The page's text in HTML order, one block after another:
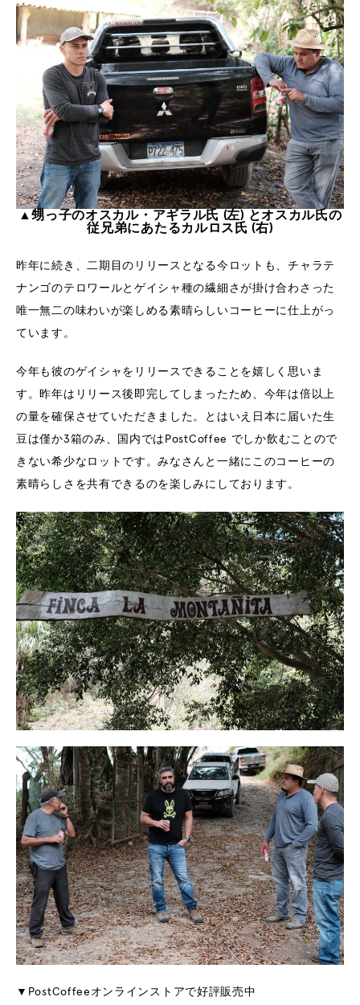
▲甥っ子のオスカル・アギラル氏 (左) とオスカル氏の
従兄弟にあたるカルロス氏 (右)
昨年に続き、二期目のリリースとなる今ロットも、チャラテ
ナンゴのテロワールとゲイシャ種の繊細さが掛け合わさった
唯一無二の味わいが楽しめる素晴らしいコーヒーに仕上がっ
ています。
今年も彼のゲイシャをリリースできることを嬉しく思いま
す。昨年はリリース後即完してしまったため、今年は倍以上
の量を確保させていただきました。とはいえ日本に届いた生
豆は僅か3箱のみ、国内ではPostCoffee でしか飲むことので
きない希少なロットです。みなさんと一緒にこのコーヒーの
素晴らしさを共有できるのを楽しみにしております。
▼PostCoffeeオンラインストアで好評販売中